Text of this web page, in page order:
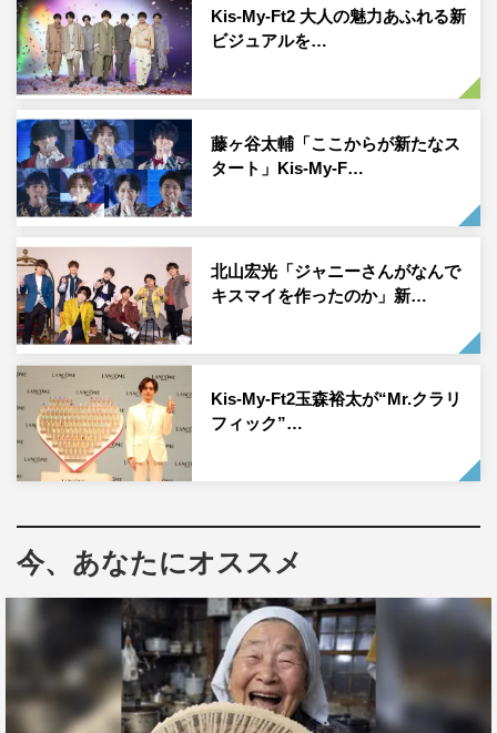
る de show 2022」の、4月10日（日）サンドーム福井で
行われる17時30分〜公演の一部が、公式YouTubeチャン
ネルより生配信されることも発表された。生配信は、MC
YouTubeで単独ライブを生配信することは、キスマイにと
っては初の試みとなる。生配信は、本日からリマインダー
をオンにすることができるとのことで、要チェックだ。
なお、公式YouTubeチャンネルは本日よりプレオープン、
4月10日（日）に正式なチャンネルオープンとなる。オー
プン日には、これまでavexチャンネルに公開されていた動
画や、キスマイ10年分のミュージックビデオのYouTube
ver.を視聴することができるとのことで見逃せない。
生配信URL：https://youtu.be/LRcAJdcSNL4
公式YouTubeチャンネル：
https://www.youtube.com/channel/UCwVX4BFoELC1lfOF
特設サイト：
https://mentrecording.jp/kismyft2/eOoiNsbktyytPfum2uE/
公式サイト：https://mentrecording.jp/kismyft2/
Kis-My-Ft2 大人の魅力あふれる新
ビジュアルを…
藤ヶ谷太輔「ここからが新たなス
タート」Kis-My-F…
北山宏光「ジャニーさんがなんで
キスマイを作ったのか」新…
Kis-My-Ft2玉森裕太が“Mr.クラリ
フィック”…
今、あなたにオススメ